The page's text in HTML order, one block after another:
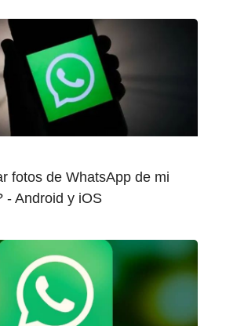
fotos de WhatsApp de mi
- Android y iOS